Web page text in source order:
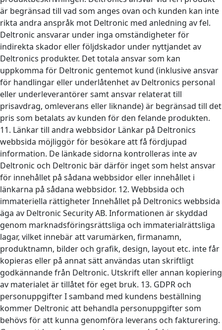
är begränsad till vad som anges ovan och kunden kan inte
rikta andra anspråk mot Deltronic med anledning av fel.
Deltronic ansvarar under inga omständigheter för
indirekta skador eller följdskador under nyttjandet av
Deltronics produkter. Det totala ansvar som kan
uppkomma för Deltronic gentemot kund (inklusive ansvar
för handlingar eller underlåtenhet av Deltronics personal
eller underleverantörer samt ansvar relaterat till
prisavdrag, omleverans eller liknande) är begränsad till det
pris som betalats av kunden för den felande produkten.
11. Länkar till andra webbsidor Länkar på Deltronics
webbsida möjliggör för besökare att få fördjupad
information. De länkade sidorna kontrolleras inte av
Deltronic och Deltronic bär därför inget som helst ansvar
för innehållet på sådana webbsidor eller innehållet i
länkarna på sådana webbsidor. 12. Webbsida och
immateriella rättigheter Innehållet på Deltronics webbsida
äga av Deltronic Security AB. Informationen är skyddad
genom marknadsföringsrättsliga och immaterialrättsliga
lagar, vilket innebär att varumärken, firmanamn,
produktnamn, bilder och grafik, design, layout etc. inte får
kopieras eller på annat sätt användas utan skriftligt
godkännande från Deltronic. Utskrift eller annan kopiering
av materialet är tillåtet för eget bruk. 13. GDPR och
personuppgifter I samband med kundens beställning
kommer Deltronic att behandla personuppgifter som
behövs för att kunna genomföra leverans och fakturering.